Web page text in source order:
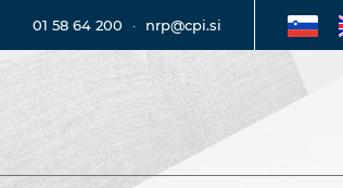
01 58 64 200 · nrp@cpi.si